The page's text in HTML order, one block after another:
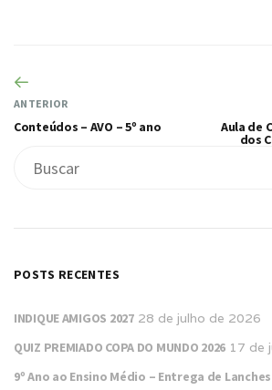
ANTERIOR
Conteúdos – AVO – 5º ano Aula de
dos
POSTS RECENTES
INDIQUE AMIGOS 2027 28 de julho de 2026
QUIZ PREMIADO COPA DO MUNDO 2026 17 de
9º Ano ao Ensino Médio – Entrega de Lanches